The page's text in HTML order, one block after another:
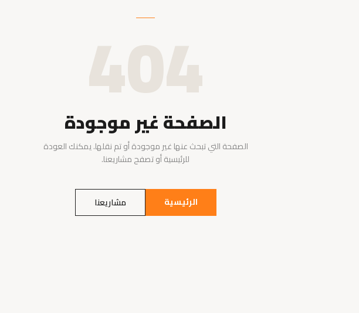
404
الصفحة غير موجودة
الصفحة التي تبحث عنها غير موجودة أو تم نقلها. يمكنك العودة
للرئيسية أو تصفح مشاريعنا.
الرئيسية مشاريعنا